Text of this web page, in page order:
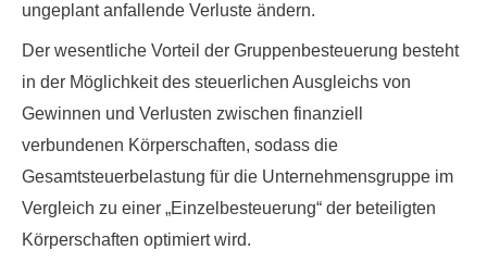
ungeplant anfallende Verluste ändern.
Der wesentliche Vorteil der Gruppenbesteuerung besteht
in der Möglichkeit des steuerlichen Ausgleichs von
Gewinnen und Verlusten zwischen finanziell
verbundenen Körperschaften, sodass die
Gesamtsteuerbelastung für die Unternehmensgruppe im
Vergleich zu einer „Einzelbesteuerung“ der beteiligten
Körperschaften optimiert wird.